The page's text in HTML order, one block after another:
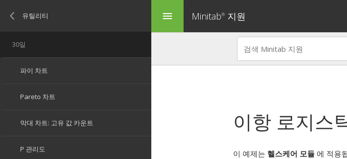
menu Minitab® 지원
이항 로지스
이 예제는 헬스케어 모듈 에 적용